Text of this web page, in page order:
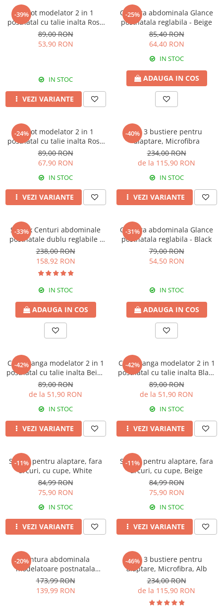
-39%
Chilot modelator 2 in 1
postnatal cu talie inalta Rose
Girl
89,00 RON
53,90 RON
IN STOC
VEZI VARIANTE
-25%
Centura abdominala Glance
postnatala reglabila - Beige
85,40 RON
64,40 RON
IN STOC
ADAUGA IN COS
-24%
Chilot modelator 2 in 1
postnatal cu talie inalta Rose
Girl Black
89,00 RON
67,90 RON
IN STOC
VEZI VARIANTE
-40%
Set 3 bustiere pentru
alaptare, Microfibra
234,00 RON
de la 115,90 RON
IN STOC
VEZI VARIANTE
-33%
Set 2 x Centuri abdominale
postnatale dublu reglabile -
Beige-Black
238,00 RON
158,92 RON
IN STOC
ADAUGA IN COS
-31%
Centura abdominala Glance
postnatala reglabila - Black
79,00 RON
54,50 RON
IN STOC
ADAUGA IN COS
-42%
Chilot tanga modelator 2 in 1
postnatal cu talie inalta Beige
Rose Girl
89,00 RON
de la 51,90 RON
IN STOC
VEZI VARIANTE
-42%
Chilot tanga modelator 2 in 1
postnatal cu talie inalta Black
Rose Girl
89,00 RON
de la 51,90 RON
IN STOC
VEZI VARIANTE
-11%
Sutien pentru alaptare, fara
arcuri, cu cupe, White
84,99 RON
75,90 RON
IN STOC
VEZI VARIANTE
-11%
Sutien pentru alaptare, fara
arcuri, cu cupe, Beige
84,99 RON
75,90 RON
IN STOC
VEZI VARIANTE
-20%Centura abdominala
modelatoare postnatala
PREMIUM, prindere velcro,
Beige
173,99 RON
139,99 RON
-46%
Set 3 bustiere pentru
alaptare, Microfibra, Alb
234,00 RON
de la 115,90 RON